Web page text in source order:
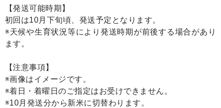
【発送可能時期】
初回は10月下旬頃、発送予定となります。
※天候や生育状況等により発送時期が前後する場合があり
ます。
【注意事項】
※画像はイメージです。
※着日・着曜日のご指定はお受けできません。
※10月発送分から新米に切替わります。